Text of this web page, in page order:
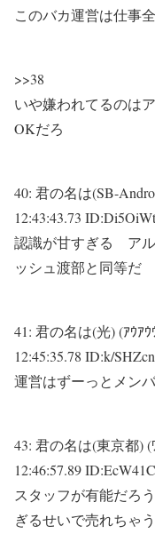
このバカ運営は仕事
>>38
いや嫌われてるのは
OKだろ
40: 君の名は(SB-
12:43:43.73
認識が甘すぎる アル
ッシュ渡部と同等だ
41: 君の名は(光) (ｱｳｱｳ
12:45:35.78 ID:k/
運営はずーっとメン
43: 君の名は(東京都) (
12:46:57.89
スタッフが有能だろ
ぎるせいで売れちゃ